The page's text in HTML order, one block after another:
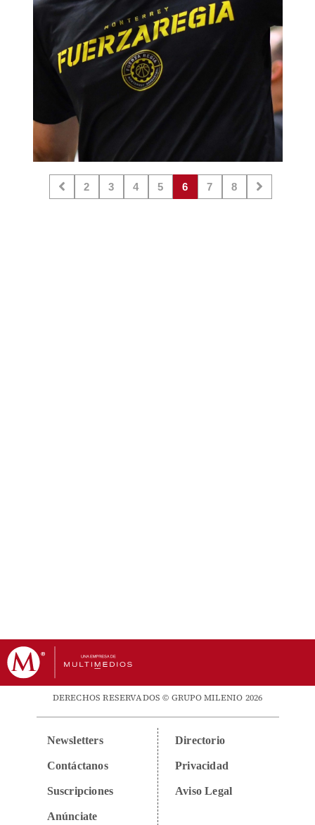
2 3 4 5 6 7 8
DERECHOS RESERVADOS © GRUPO MILENIO 2026
Newsletters
Contáctanos
Suscripciones
Anúnciate
Directorio
Privacidad
Aviso Legal